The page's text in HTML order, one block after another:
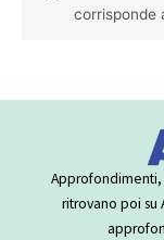
corrisponde
Approfondimenti,
ritrovano poi su